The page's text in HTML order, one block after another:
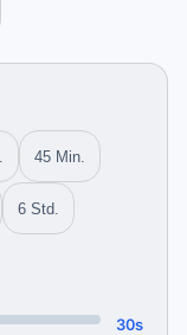
45 Min.
6 Std.
30s